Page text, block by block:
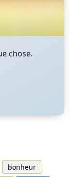
chose.
bonheur